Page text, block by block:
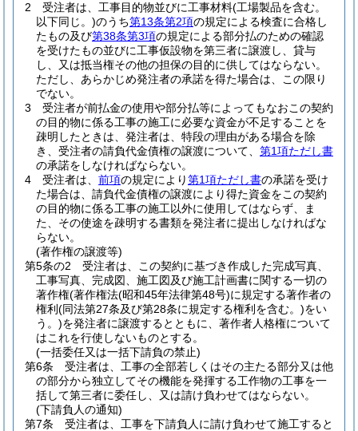
2
受注者は、工事目的物並びに工事材料(工場製品を含む。
以下同じ。)のうち第13条第2項の規定による検査に合格し
たもの及び第38条第3項の規定による部分払のための確認
を受けたもの並びに工事仮設物を第三者に譲渡し、貸与
し、又は抵当権その他の担保の目的に供してはならない。
ただし、あらかじめ発注者の承諾を得た場合は、この限り
でない。
3
受注者が前払金の使用や部分払等によってもなおこの契約
の目的物に係る工事の施工に必要な資金が不足することを
疎明したときは、発注者は、特段の理由がある場合を除
き、受注者の請負代金債権の譲渡について、 第1項ただし書
の承諾をしなければならない。
4
受注者は、 前項の規定により第1項ただし書の承諾を受け
た場合は、請負代金債権の譲渡により得た資金をこの契約
の目的物に係る工事の施工以外に使用してはならず、ま
た、その使途を疎明する書類を発注者に提出しなければな
らない。
(著作権の譲渡等)
第5条の2
受注者は、この契約に基づき作成した完成写真、
工事写真、完成図、施工図及び施工計画書に関する一切の
著作権(著作権法(昭和45年法律第48号)に規定する著作者の
権利 (同法第27条及び第28条に規定する権利を含む。)をい
う。)を発注者に譲渡するとともに、著作者人格権について
はこれを行使しないものとする。
(一括委任又は一括下請負の禁止)
第6条
受注者は、工事の全部若しくはその主たる部分又は他
の部分から独立してその機能を発揮する工作物の工事を一
括して第三者に委任し、又は請け負わせてはならない。
(下請負人の通知)
第7条
受注者は、工事を下請負人に請け負わせて施工すると